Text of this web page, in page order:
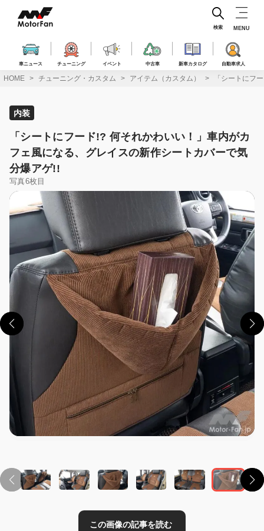
ス
車ニュース チューニング イベント 中古車 新車カタログ 自動車求人
検索 MENU
HOME チューニング・カスタム アイテム（カスタム） 「シートにフ
内装
「シートにフード!? 何それかわいい！」車内がカ
フェ風になる、グレイスの新作シートカバーで気
分爆アゲ!!
写真6枚目
この画像の記事を読む